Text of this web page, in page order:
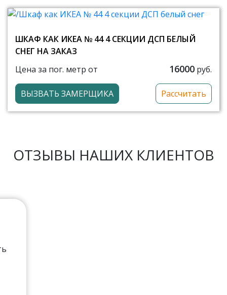
ШКАФ КАК ИКЕА № 44 4 СЕКЦИИ ДСП БЕЛЫЙ
СНЕГ НА ЗАКАЗ
Цена за пог. метр от
16000 руб.
ВЫЗВАТЬ ЗАМЕРЩИКА Рассчитать
ОТЗЫВЫ НАШИХ КЛИЕНТОВ